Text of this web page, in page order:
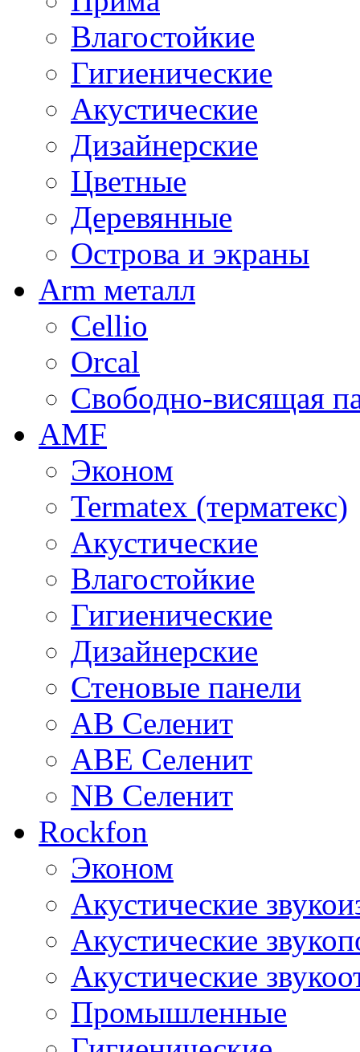
Влагостойкие
Гигиенические
Акустические
Дизайнерские
Цветные
Деревянные
Острова и экраны
Arm металл
Cellio
Orcal
Свободно-висящая
AMF
Эконом
Termatex (терматекс)
Акустические
Влагостойкие
Гигиенические
Дизайнерские
Стеновые панели
AB Селенит
ABE Селенит
NB Селенит
Rockfon
Эконом
Акустические
Акустические
Акустические
Промышленные